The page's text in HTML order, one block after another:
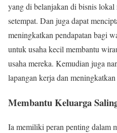
yang di belanjakan di bisnis
setempat. Dan juga dapat
meningkatkan pendapatan bagi
untuk usaha kecil membantu
usaha mereka. Kemudian juga
lapangan kerja dan
Membantu Keluarga
Ia memiliki peran penting dalam